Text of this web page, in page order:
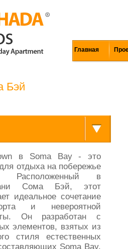
Главная
Бэй
в Soma Bay - это
отдыха на побережье
Расположенный в
Сома Бэй, этот
идеальное сочетание
и невероятной
Он разработан с
элементов, взятых из
стиля естественных
Soma Bay.
от 105м2